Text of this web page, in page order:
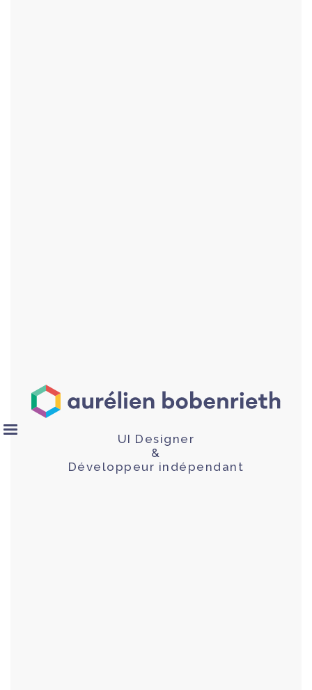
UI Designer
&
Développeur indépendant